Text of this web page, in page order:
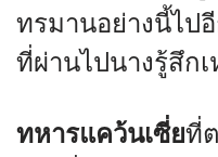
ทรมานอย่างนี้ไป
ที่ผ่านไปนางรู้สึก
ทหารแคว้นเซี่ยที่